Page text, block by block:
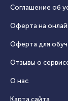
Соглашение об
Оферта на
Оферта для
Отзывы о
О нас
Карта сайта